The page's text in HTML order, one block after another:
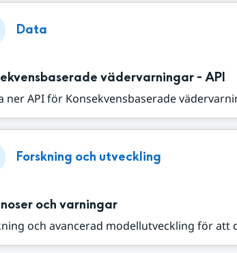
Data
vädervarningar - API
ner API för Konsekvensbaserade
Forskning och utveckling
och varningar
och avancerad modellutveckling för att